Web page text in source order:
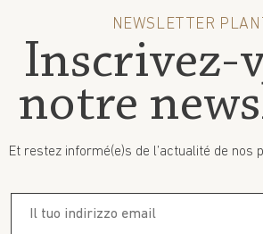
NEWSLETTER
Inscrivez-
notre
Et restez informé(e)s de l’actualité de nos